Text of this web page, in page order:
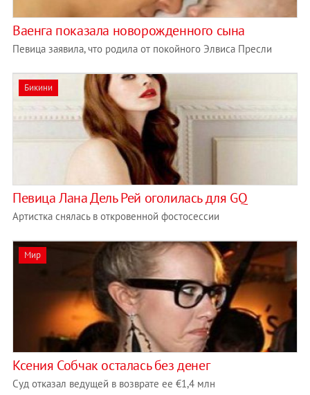
Ваенга показала новорожденного сына
Певица заявила, что родила от покойного Элвиса Пресли
Бикини
Певица Лана Дель Рей оголилась для GQ
Артистка снялась в откровенной фостосессии
Мир
Ксения Собчак осталась без денег
Суд отказал ведущей в возврате ее €1,4 млн